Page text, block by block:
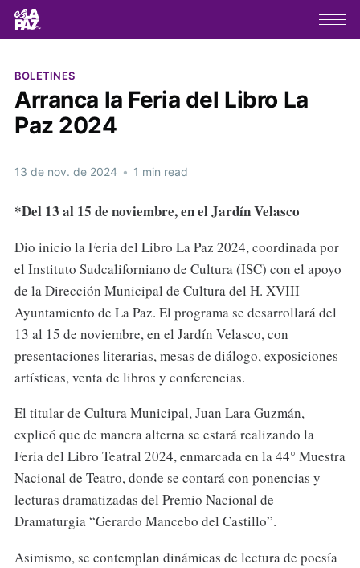
BOLETINES
Arranca la Feria del Libro La
Paz 2024
13 de nov. de 2024 • 1 min read
*Del 13 al 15 de noviembre, en el Jardín Velasco
Dio inicio la Feria del Libro La Paz 2024, coordinada por
el Instituto Sudcaliforniano de Cultura (ISC) con el apoyo
de la Dirección Municipal de Cultura del H. XVIII
Ayuntamiento de La Paz. El programa se desarrollará del
13 al 15 de noviembre, en el Jardín Velasco, con
presentaciones literarias, mesas de diálogo, exposiciones
artísticas, venta de libros y conferencias.
El titular de Cultura Municipal, Juan Lara Guzmán,
explicó que de manera alterna se estará realizando la
Feria del Libro Teatral 2024, enmarcada en la 44° Muestra
Nacional de Teatro, donde se contará con ponencias y
lecturas dramatizadas del Premio Nacional de
Dramaturgia “Gerardo Mancebo del Castillo”.
Asimismo, se contemplan dinámicas de lectura de poesía